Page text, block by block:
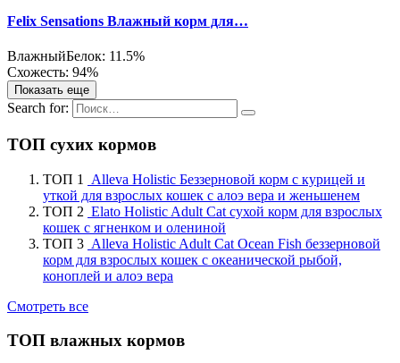
Felix Sensations Влажный корм для…
ВлажныйБелок: 11.5%
Схожесть: 94%
Показать еще
Search for:
ТОП сухих кормов
ТОП 1
Alleva Holistic Беззерновой корм с курицей и
уткой для взрослых кошек с алоэ вера и женьшенем
ТОП 2 Elato Holistic Adult Cat сухой корм для взрослых
кошек с ягненком и олениной
ТОП 3 Alleva Holistic Adult Cat Ocean Fish беззерновой
корм для взрослых кошек с океанической рыбой,
коноплей и алоэ вера
Смотреть все
ТОП влажных кормов